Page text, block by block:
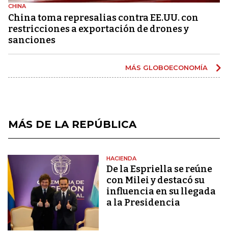
CHINA
China toma represalias contra EE.UU. con
restricciones a exportación de drones y
sanciones
MÁS GLOBOECONOMÍA
MÁS DE LA REPÚBLICA
HACIENDA
De la Espriella se reúne
con Milei y destacó su
influencia en su llegada
a la Presidencia